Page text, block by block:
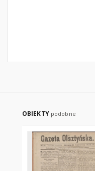
OBIEKTY podobne